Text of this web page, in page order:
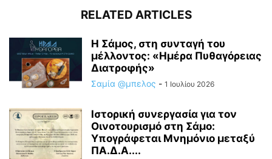
RELATED ARTICLES
Η Σάμος, στη συνταγή του
μέλλοντος: «Ημέρα Πυθαγόρειας
Διατροφής»
Σαμία @μπελος - 1 Ιουλίου 2026
Ιστορική συνεργασία για τον
Οινοτουρισμό στη Σάμο:
Υπογράφεται Μνημόνιο μεταξύ
ΠΑ.Δ.Α....